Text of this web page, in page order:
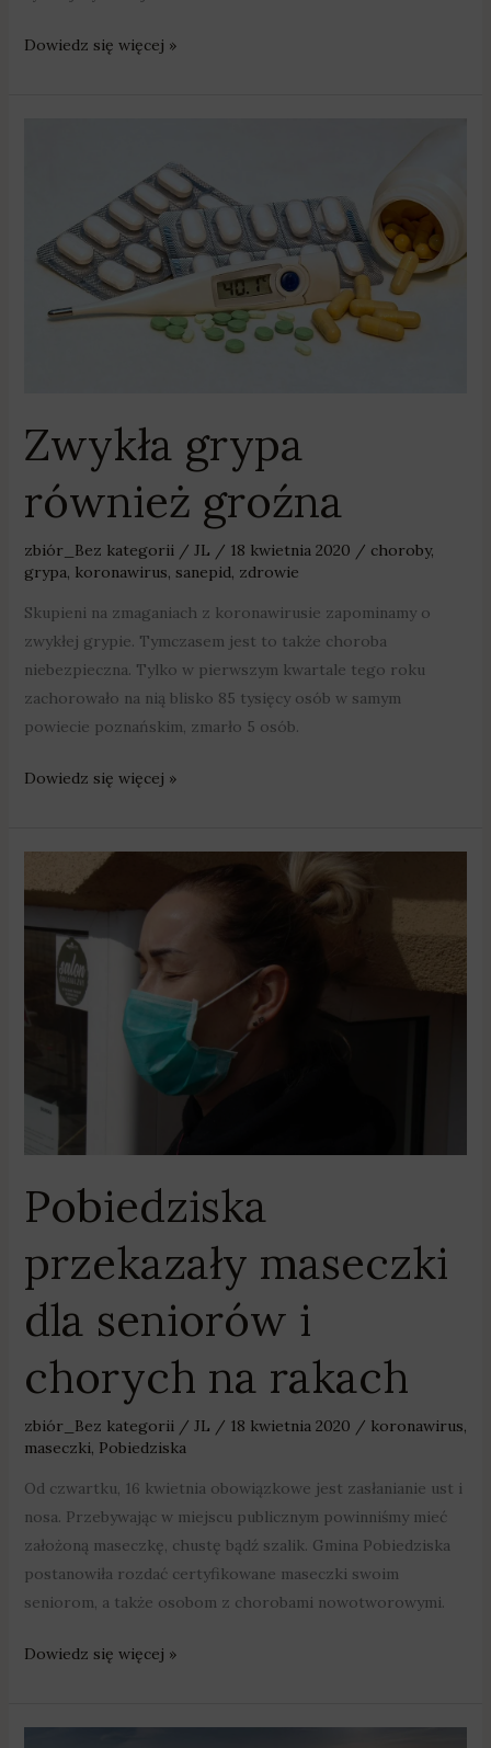
Dowiedz się więcej »
Zwykła grypa
również groźna
zbiór_Bez kategorii/ JL / 18 kwietnia 2020 / choroby,
grypa, koronawirus, sanepid, zdrowie
Skupieni na zmaganiach z koronawirusie zapominamy o
zwykłej grypie. Tymczasem jest to także choroba
niebezpieczna. Tylko w pierwszym kwartale tego roku
zachorowało na nią blisko 85 tysięcy osób w samym
powiecie poznańskim, zmarło 5 osób.
Dowiedz się więcej »
Pobiedziska
przekazały maseczki
dla seniorów i
chorych na rakach
zbiór_Bez kategorii/ JL / 18 kwietnia 2020 / koronawirus,
maseczki, Pobiedziska
Od czwartku, 16 kwietnia obowiązkowe jest zasłanianie ust i
nosa. Przebywając w miejscu publicznym powinniśmy mieć
założoną maseczkę, chustę bądź szalik. Gmina Pobiedziska
postanowiła rozdać certyfikowane maseczki swoim
seniorom, a także osobom z chorobami nowotworowymi.
Pobiedziska
przekazały
maseczki
seniorów
rakach
Dowiedz się więcej »